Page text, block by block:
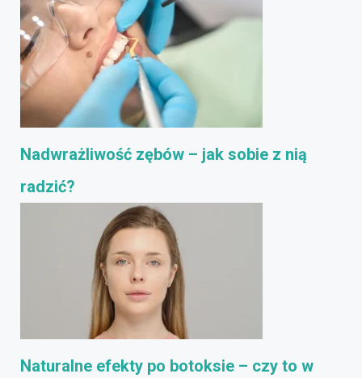
Nadwrażliwość zębów – jak sobie z nią
radzić?
Naturalne efekty po botoksie – czy to w